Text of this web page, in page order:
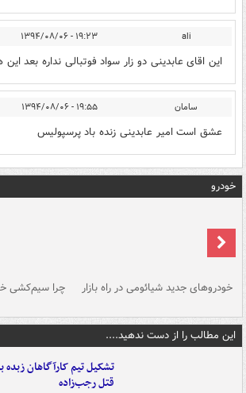
ali ۱۹:۲۳ - ۱۳۹۴/۰۸/۰۶
این اقای عابدینی دو زار سواد فوتبالی نداره بعد
سامان ۱۹:۵۵ - ۱۳۹۴/۰۸/۰۶
عشق است امیر عابدینی زنده باد پرسپولیس
خودرو
خودروهای جدید شیائومی در راه بازار چرا سیم‌کشی
این مطالب را از دست ندهید....
تشکیل تیم کارآگاهان
قتل رجب‌زاده